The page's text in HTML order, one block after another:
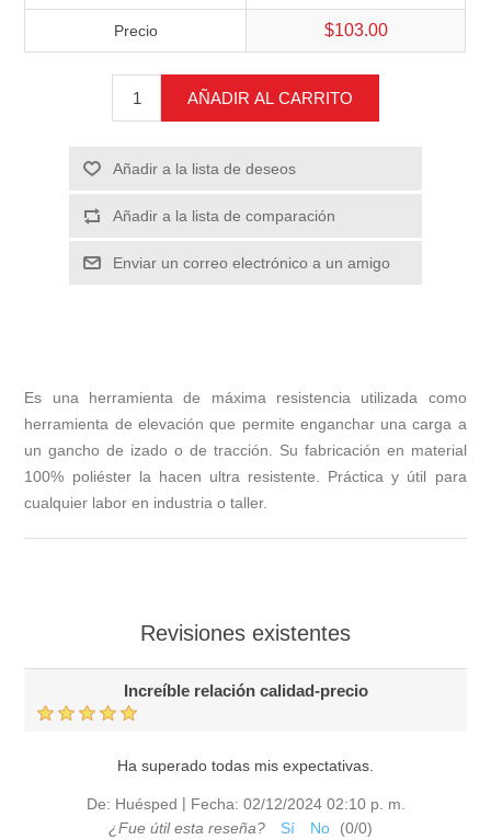
Precio $103.00
AÑADIR AL CARRITO
Añadir a la lista de deseos
Añadir a la lista de comparación
Enviar un correo electrónico a un amigo
Es una herramienta de máxima resistencia utilizada como
herramienta de elevación que permite enganchar una carga a
un gancho de izado o de tracción. Su fabricación en material
100% poliéster la hacen ultra resistente. Práctica y útil para
cualquier labor en industria o taller.
Revisiones existentes
Increíble relación calidad-precio
Ha superado todas mis expectativas.
De: Huésped | Fecha: 02/12/2024 02:10 p. m.
¿Fue útil esta reseña?
Sí No (0/0)